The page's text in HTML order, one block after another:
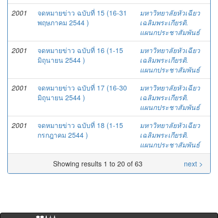
2001
จดหมายข่าว ฉบับที่ 15 (16-31
พฤษภาคม 2544 )
มหาวิทยาลัยหัวเฉียว
เฉลิมพระเกียรติ.
แผนกประชาสัมพันธ์
2001
จดหมายข่าว ฉบับที่ 16 (1-15
มิถุนายน 2544 )
มหาวิทยาลัยหัวเฉียว
เฉลิมพระเกียรติ.
แผนกประชาสัมพันธ์
2001
จดหมายข่าว ฉบับที่ 17 (16-30
มิถุนายน 2544 )
มหาวิทยาลัยหัวเฉียว
เฉลิมพระเกียรติ.
แผนกประชาสัมพันธ์
2001
จดหมายข่าว ฉบับที่ 18 (1-15
กรกฎาคม 2544 )
มหาวิทยาลัยหัวเฉียว
เฉลิมพระเกียรติ.
แผนกประชาสัมพันธ์
Showing results 1 to 20 of 63
next >